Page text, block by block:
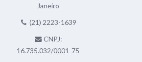
Janeiro
(21) 2223-1639
CNPJ:
16.735.032/0001-75